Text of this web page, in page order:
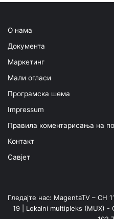
О нама
Документа
Маркетинг
Мали огласи
Програмска шема
Impressum
Правила коментарисања на
Контакт
Савјет
Гледајте нас: MagentaTV – CH
19 | Lokalni multipleks (MUX) -